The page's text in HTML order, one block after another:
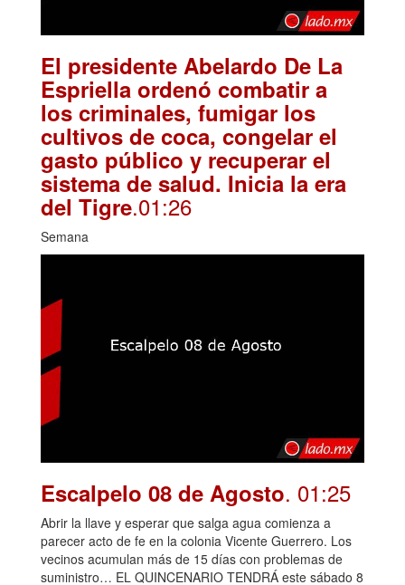
El presidente Abelardo De La
Espriella ordenó combatir a
los criminales, fumigar los
cultivos de coca, congelar el
gasto público y recuperar el
sistema de salud. Inicia la era
del Tigre.01:26
Semana
Escalpelo 08 de Agosto. 01:25
Abrir la llave y esperar que salga agua comienza a
parecer acto de fe en la colonia Vicente Guerrero. Los
vecinos acumulan más de 15 días con problemas de
suministro… EL QUINCENARIO TENDRÁ este sábado 8